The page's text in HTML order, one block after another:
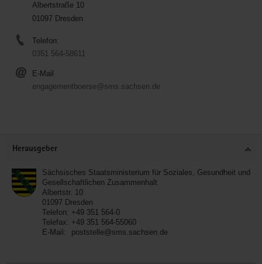
Albertstraße 10
01097 Dresden
Telefon:
0351 564-58611
E-Mail
engagementboerse@sms.sachsen.de
Herausgeber
Sächsisches Staatsministerium für Soziales, Gesundheit und
Gesellschaftlichen Zusammenhalt
Albertstr. 10
01097 Dresden
Telefon: +49 351 564-0
Telefax: +49 351 564-55060
E-Mail:
poststelle@sms.sachsen.de